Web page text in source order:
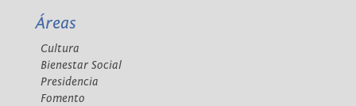
Áreas
Cultura
Bienestar Social
Presidencia
Fomento